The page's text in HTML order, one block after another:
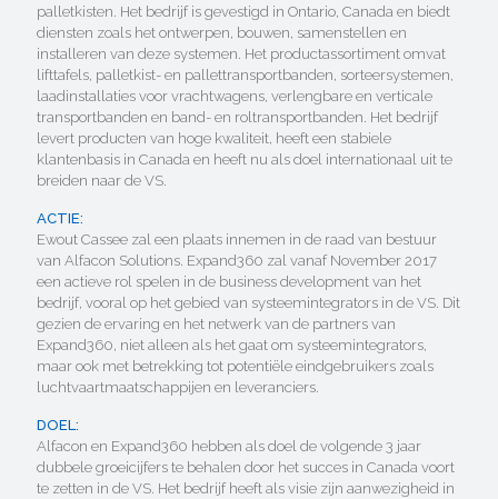
palletkisten. Het bedrijf is gevestigd in Ontario, Canada en biedt
diensten zoals het ontwerpen, bouwen, samenstellen en
installeren van deze systemen. Het productassortiment omvat
lifttafels, palletkist- en pallettransportbanden, sorteersystemen,
laadinstallaties voor vrachtwagens, verlengbare en verticale
transportbanden en band- en roltransportbanden. Het bedrijf
levert producten van hoge kwaliteit, heeft een stabiele
klantenbasis in Canada en heeft nu als doel internationaal uit te
breiden naar de VS.
ACTIE:
Ewout Cassee zal een plaats innemen in de raad van bestuur
van Alfacon Solutions. Expand360 zal vanaf November 2017
een actieve rol spelen in de business development van het
bedrijf, vooral op het gebied van systeemintegrators in de VS. Dit
gezien de ervaring en het netwerk van de partners van
Expand360, niet alleen als het gaat om systeemintegrators,
maar ook met betrekking tot potentiële eindgebruikers zoals
luchtvaartmaatschappijen en leveranciers.
DOEL:
Alfacon en Expand360 hebben als doel de volgende 3 jaar
dubbele groeicijfers te behalen door het succes in Canada voort
te zetten in de VS. Het bedrijf heeft als visie zijn aanwezigheid in